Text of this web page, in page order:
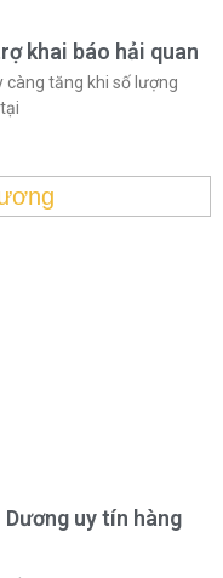
khai báo hải quan
càng tăng khi số lượng
uy tín hàng